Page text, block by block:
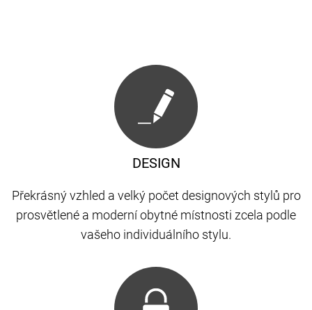
DESIGN
Překrásný vzhled a velký počet designových stylů pro
prosvětlené a moderní obytné místnosti zcela podle
vašeho individuálního stylu.